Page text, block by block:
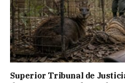
Superior Tribunal de